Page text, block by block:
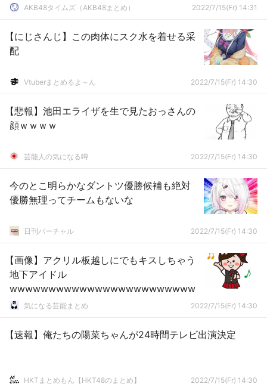
AKB48タイムズ（AKB48まとめ） 2022/7/15(Fr) 14:31
【にじさんじ】この肉体にスク水を着せる采
配
Vtuberまとめるよ～ん 2022/7/15(Fr) 14:30
【悲報】池田エライザを生で見たおっさんの
顔ｗｗｗｗ
芸能人の気になる噂 2022/7/15(Fr) 14:30
今のとこ明らかなダントツ優勝候補も絶対
優勝無理ってチームもないな
日刊バーチャル 2022/7/15(Fr) 14:30
【画像】アクリル板越しにでもキスしちゃう
地下アイドル
wwwwwwwwwwwwwwwwwwwwwwww
気になる芸能まとめ 2022/7/15(Fr) 14:30
【速報】俺たちの陽菜ちゃんが24時間テレビ出演決定
HKTまとめもん【HKT48のまとめ】 2022/7/15(Fr) 14:30